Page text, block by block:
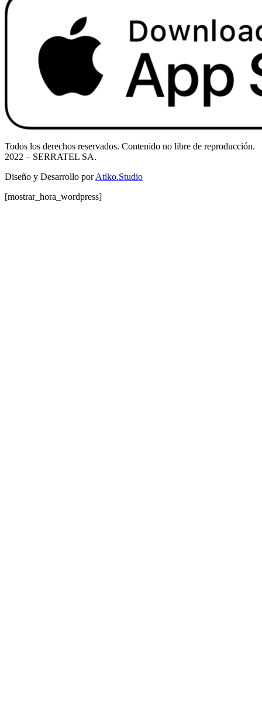
Todos los derechos reservados. Contenido no libre de reproducción.
2022 – SERRATEL SA.
Diseño y Desarrollo porAtiko.Studio
[mostrar_hora_wordpress]